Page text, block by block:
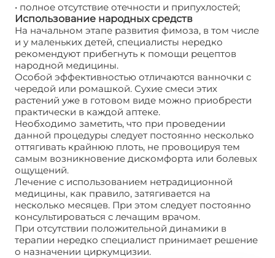
• полное отсутствие отечности и припухлостей;
Использование народных средств
На начальном этапе развития фимоза, в том числе
и у маленьких детей, специалисты нередко
рекомендуют прибегнуть к помощи рецептов
народной медицины.
Особой эффективностью отличаются ванночки с
чередой или ромашкой. Сухие смеси этих
растений уже в готовом виде можно приобрести
практически в каждой аптеке.
Необходимо заметить, что при проведении
данной процедуры следует постоянно несколько
оттягивать крайнюю плоть, не провоцируя тем
самым возникновение дискомфорта или болевых
ощущений.
Лечение с использованием нетрадиционной
медицины, как правило, затягивается на
несколько месяцев. При этом следует постоянно
консультироваться с лечащим врачом.
При отсутствии положительной динамики в
терапии нередко специалист принимает решение
о назначении циркумцизии.